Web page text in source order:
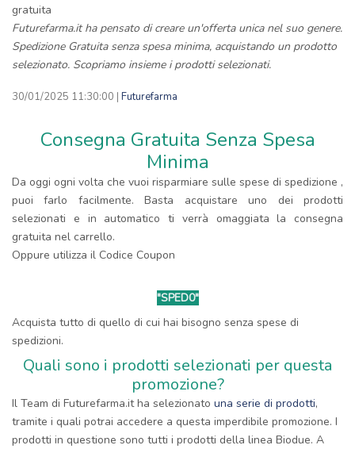
gratuita
Futurefarma.it ha pensato di creare un'offerta unica nel suo genere.
Spedizione Gratuita senza spesa minima, acquistando un prodotto
selezionato. Scopriamo insieme i prodotti selezionati.
30/01/2025 11:30:00 | Futurefarma
Consegna Gratuita Senza Spesa
Minima
Da oggi ogni volta che vuoi risparmiare sulle spese di spedizione ,
puoi farlo facilmente. Basta acquistare uno dei prodotti
selezionati e in automatico ti verrà omaggiata la consegna
gratuita nel carrello.
Oppure utilizza il Codice Coupon
"SPED0"
Acquista tutto di quello di cui hai bisogno senza spese di
spedizioni.
Quali sono i prodotti selezionati per questa
promozione?
Il Team di Futurefarma.it ha selezionato una serie di prodotti,
tramite i quali potrai accedere a questa imperdibile promozione. I
prodotti in questione sono tutti i prodotti della linea Biodue. A